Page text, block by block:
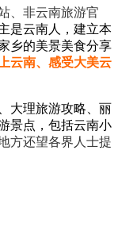
、非云南旅游官
是云南人，建立本
乡的美景美食分享
云南、感受大美云
大理旅游攻略、丽
景点，包括云南小
方还望各界人士提